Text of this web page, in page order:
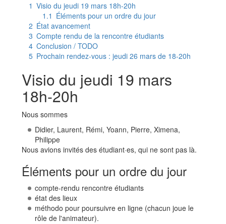
1 Visio du jeudi 19 mars 18h-20h
1.1 Éléments pour un ordre du jour
2 État avancement
3 Compte rendu de la rencontre étudiants
4 Conclusion / TODO
5 Prochain rendez-vous : jeudi 26 mars de 18-20h
Visio du jeudi 19 mars
18h-20h
Nous sommes
Didier, Laurent, Rémi, Yoann, Pierre, Ximena,
Philippe
Nous avions invités des étudiant·es, qui ne sont pas là.
Éléments pour un ordre du jour
compte-rendu rencontre étudiants
état des lieux
méthodo pour poursuivre en ligne (chacun joue le
rôle de l'animateur).